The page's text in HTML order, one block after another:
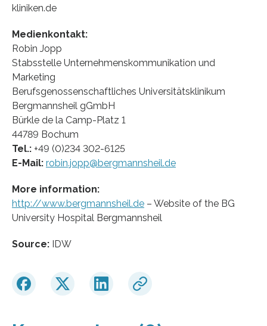
kliniken.de
Medienkontakt:
Robin Jopp
Stabsstelle Unternehmenskommunikation und
Marketing
Berufsgenossenschaftliches Universitätsklinikum
Bergmannsheil gGmbH
Bürkle de la Camp-Platz 1
44789 Bochum
Tel.: +49 (0)234 302-6125
E-Mail: robin.jopp@bergmannsheil.de
More information:
http://www.bergmannsheil.de – Website of the BG
University Hospital Bergmannsheil
Source: IDW